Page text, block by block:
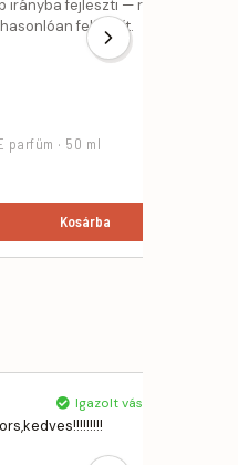
irányba fejleszti — ragyogó, tiszta
felfrissít.
parfüm · 50 ml
Kosárba
Igazolt vásárló